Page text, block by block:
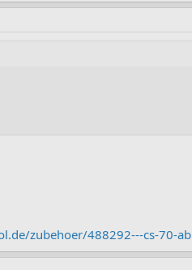
zubehoer/488292---cs-70-ab